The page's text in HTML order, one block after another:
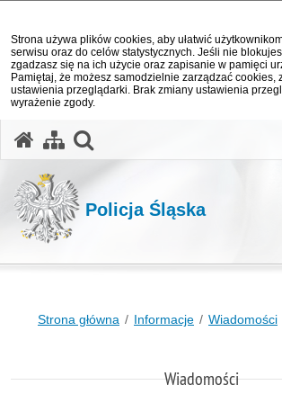
Strona używa plików cookies, aby ułatwić
serwisu oraz do celów statystycznych. Jeśli nie
zgadzasz się na ich użycie oraz zapisanie w pamięci
Pamiętaj, że możesz samodzielnie zarządzać cookies,
ustawienia przeglądarki. Brak zmiany ustawienia
wyrażenie zgody.
Policja Śląska
Strona główna Informacje Wiadomości
Wiadomości